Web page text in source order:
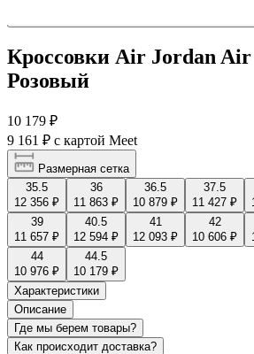
Кроссовки Air Jordan
Розовый
10 179 ₽
9 161 ₽ с картой Meet
Размерная сетка
35.5
12 356 ₽
36
11 863 ₽
36.5
10 879 ₽
37.5
11 427 ₽
39
11 657 ₽
40.5
12 594 ₽
41
12 093 ₽
42
10 606 ₽
44
10 976 ₽
44.5
10 179 ₽
Характеристики
Описание
Где мы берем товары?
Как происходит доставка?